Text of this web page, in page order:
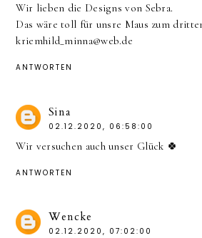
Wir lieben die Designs von Sebra.
Das wäre toll für unsre Maus zum
kriemhild_minna@web.de
ANTWORTEN
Sina
02.12.2020, 06:58:00
Wir versuchen auch unser Glück 🍀
ANTWORTEN
Wencke
02.12.2020, 07:02:00